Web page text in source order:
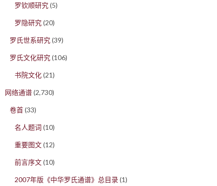
罗钦顺研究(5)
罗隐研究(20)
罗氏世系研究(39)
罗氏文化研究(106)
书院文化(21)
网络通谱(2,730)
卷首(33)
名人题词 (10)
重要图文(12)
前言序文(10)
2007年版《中华罗氏通谱》总目录(1)